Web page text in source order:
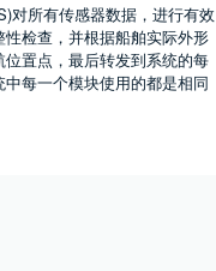
对所有传感器数据，进行有效
检查，并根据船舶实际外形
位置点，最后转发到系统的每
每一个模块使用的都是相同